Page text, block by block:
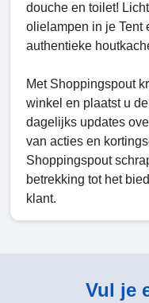
douche en toilet!
olielampen in je Tent
authentieke
Met Shoppingspout
winkel en plaatst u
dagelijks updates
van acties en
Shoppingspout
betrekking tot het
klant.
Vul je